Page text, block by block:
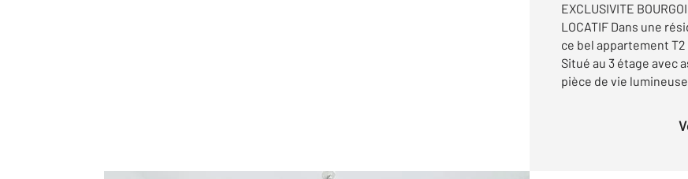
EXCLUSIVITE
LOCATIF Dans une
ce bel appartement
Situé au 3 étage avec
pièce de vie